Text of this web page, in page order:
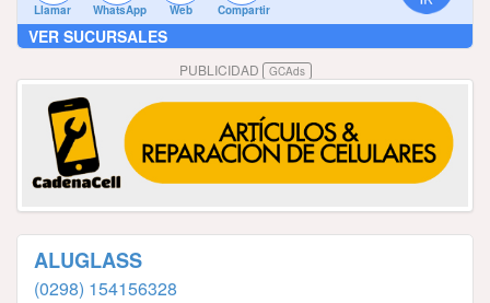
Llamar WhatsApp Web Compartir
VER SUCURSALES
PUBLICIDAD GCAds
ALUGLASS
(0298) 154156328